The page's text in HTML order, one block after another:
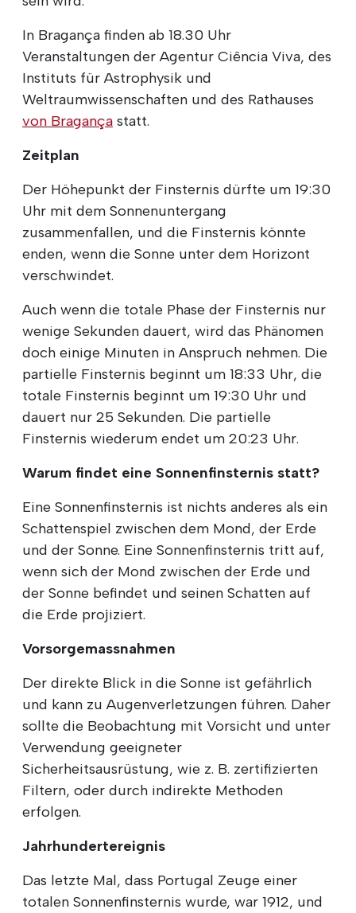
In Bragança finden ab 18.30 Uhr
Veranstaltungen der Agentur Ciência Viva, des
Instituts für Astrophysik und
Weltraumwissenschaften und des Rathauses
von Bragança statt.
Zeitplan
Der Höhepunkt der Finsternis dürfte um 19:30
Uhr mit dem Sonnenuntergang
zusammenfallen, und die Finsternis könnte
enden, wenn die Sonne unter dem Horizont
verschwindet.
Auch wenn die totale Phase der Finsternis nur
wenige Sekunden dauert, wird das Phänomen
doch einige Minuten in Anspruch nehmen. Die
partielle Finsternis beginnt um 18:33 Uhr, die
totale Finsternis beginnt um 19:30 Uhr und
dauert nur 25 Sekunden. Die partielle
Finsternis wiederum endet um 20:23 Uhr.
Warum findet eine Sonnenfinsternis statt?
Eine Sonnenfinsternis ist nichts anderes als ein
Schattenspiel zwischen dem Mond, der Erde
und der Sonne. Eine Sonnenfinsternis tritt auf,
wenn sich der Mond zwischen der Erde und
der Sonne befindet und seinen Schatten auf
die Erde projiziert.
Vorsorgemassnahmen
Der direkte Blick in die Sonne ist gefährlich
und kann zu Augenverletzungen führen. Daher
sollte die Beobachtung mit Vorsicht und unter
Verwendung geeigneter
Sicherheitsausrüstung, wie z. B. zertifizierten
Filtern, oder durch indirekte Methoden
erfolgen.
Jahrhundertereignis
Das letzte Mal, dass Portugal Zeuge einer
totalen Sonnenfinsternis wurde, war 1912, und